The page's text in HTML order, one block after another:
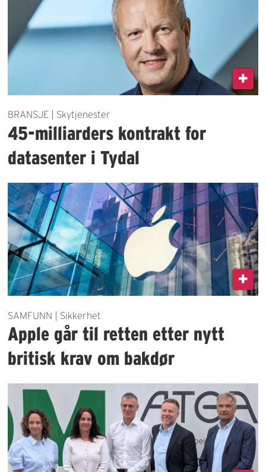
BRANSJE | Skytjenester
45-milliarders kontrakt for
datasenter i Tydal
SAMFUNN | Sikkerhet
Apple går til retten etter nytt
britisk krav om bakdør